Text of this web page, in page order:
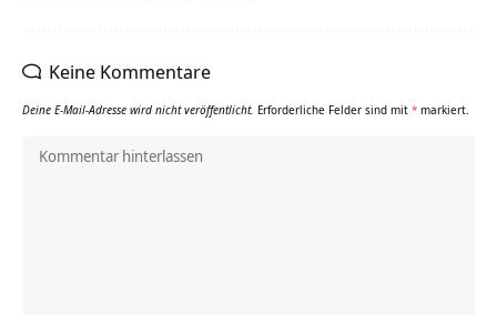
Keine Kommentare
Deine E-Mail-Adresse wird nicht veröffentlicht. Erforderliche Felder sind mit * markiert.